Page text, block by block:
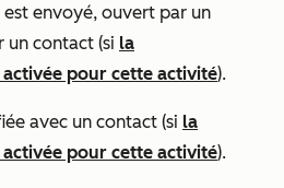
est envoyé, ouvert par un
un contact (si la
pour cette activité).
avec un contact (si la
pour cette activité).